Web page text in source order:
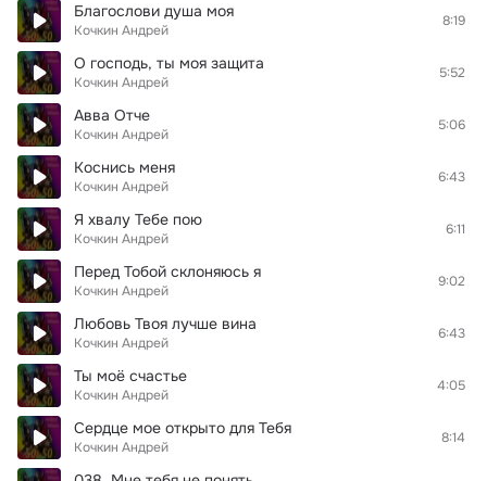
Благослови душа моя
Кочкин Андрей
8:19
О господь, ты моя защита
Кочкин Андрей
5:52
Авва Отче
Кочкин Андрей
5:06
Коснись меня
Кочкин Андрей
6:43
Я хвалу Тебе пою
Кочкин Андрей
6:11
Перед Тобой склоняюсь я
Кочкин Андрей
9:02
Любовь Твоя лучше вина
Кочкин Андрей
6:43
Ты моё счастье
Кочкин Андрей
4:05
Сердце мое открыто для Тебя
Кочкин Андрей
8:14